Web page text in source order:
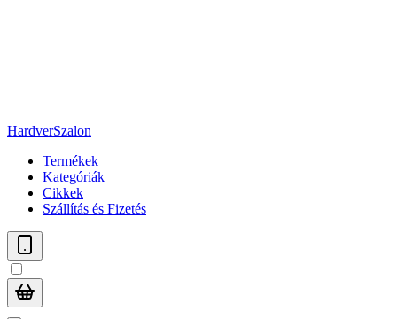
HardverSzalon
Termékek
Kategóriák
Cikkek
Szállítás és Fizetés